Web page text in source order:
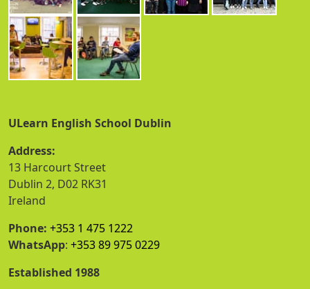
ULearn English School Dublin
Address:
13 Harcourt Street
Dublin 2, D02 RK31
Ireland
Phone: +353 1 475 1222
WhatsApp: +353 89 975 0229
Established 1988